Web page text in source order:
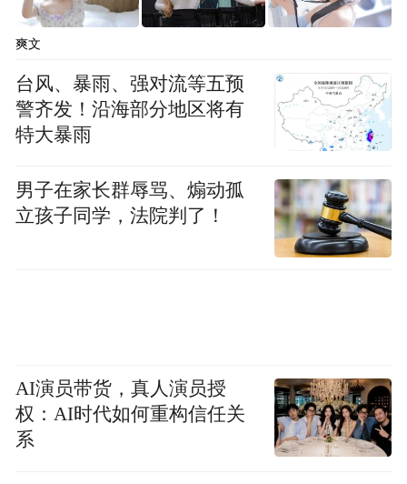
经济发展情况和政策提出评估意见并撰写评
估报告。
马骏认为，这些预测和观点偏谨慎了一些。
最近的一些情况表明，中国经济已经开始企
稳回升，今年下半年GDP环比增速有望超过
上半年，全年有较大概率达到7％左右，明年
GDP增速也可能继续受益于这个回升的势
具体因素：第一，稳增长政策在下半年将体
现出积极效果。财政和货币政策的调整在6到
9个月的时滞之后，其拉动增长的效果会达到
爽文
台风、暴雨、强对流等五预
警齐发！沿海部分地区将有
特大暴雨
男子在家长群辱骂、煽动孤
立孩子同学，法院判了！
AI演员带货，真人演员授
权：AI时代如何重构信任关
系